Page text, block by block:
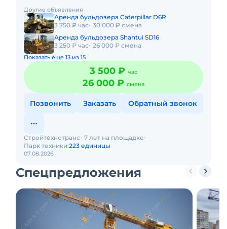
растительного с
Другие объявления
Аренда бульдозера Caterpillar D6R
3 750 ₽ час 30 000 ₽ смена
Аренда бульдозера Shantui SD16
3 250 ₽ час 26 000 ₽ смена
Показать еще 13 из 15
3 500 ₽ час
26 000 ₽ смена
Позвонить Заказать Обратный звонок
07.08.2026
Стройтехнотранс 7 лет на площадке
Парк техники:223 единицы
Спецпредложения